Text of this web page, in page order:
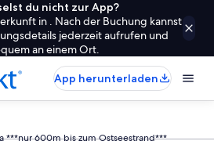
du nicht zur App?
in . Nach der Buchung kannst
jederzeit aufrufen und
an einem Ort.
App herunterladen
***nur 600m bis zum Ostseestrand***